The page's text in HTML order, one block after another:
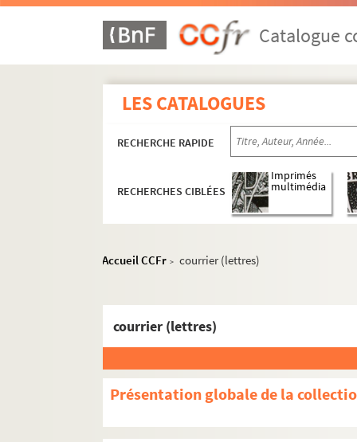
Catalogue
LES CATALOGUES
RECHERCHE RAPIDE
RECHERCHES CIBLÉES
Imprimés
multimédia
Accueil CCFr > courrier (lettres)
courrier (lettres)
Présentation globale de la